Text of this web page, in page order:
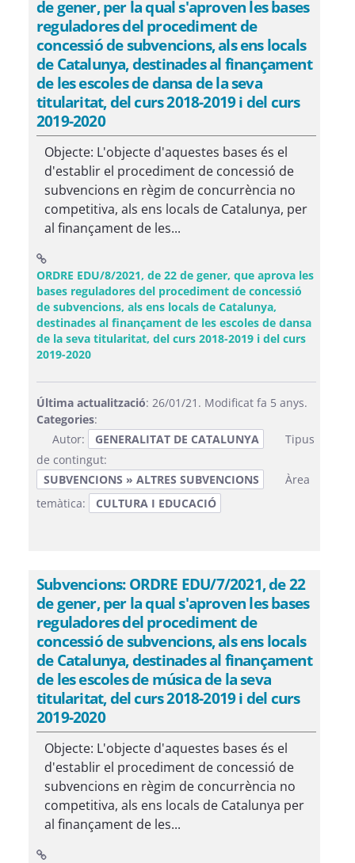
de gener, per la qual s'aproven les bases
reguladores del procediment de
concessió de subvencions, als ens locals
de Catalunya, destinades al finançament
de les escoles de dansa de la seva
titularitat, del curs 2018-2019 i del curs
2019-2020
Objecte: L'objecte d'aquestes bases és el
d'establir el procediment de concessió de
subvencions en règim de concurrència no
competitiva, als ens locals de Catalunya, per
al finançament de les...
ORDRE EDU/8/2021, de 22 de gener, que aprova les
bases reguladores del procediment de concessió
de subvencions, als ens locals de Catalunya,
destinades al finançament de les escoles de dansa
de la seva titularitat, del curs 2018-2019 i del curs
2019-2020(Obre una finestra nova)
Última actualització: 26/01/21. Modificat fa 5 anys.
Categories:
Autor:
GENERALITAT DE CATALUNYA
Tipus
de contingut:
SUBVENCIONS » ALTRES SUBVENCIONS
Àrea
temàtica:
CULTURA I EDUCACIÓ
Subvencions: ORDRE EDU/7/2021, de 22
de gener, per la qual s'aproven les bases
reguladores del procediment de
concessió de subvencions, als ens locals
de Catalunya, destinades al finançament
de les escoles de música de la seva
titularitat, del curs 2018-2019 i del curs
2019-2020
Objecte: L'objecte d'aquestes bases és el
d'establir el procediment de concessió de
subvencions en règim de concurrència no
competitiva, als ens locals de Catalunya per
al finançament de les...